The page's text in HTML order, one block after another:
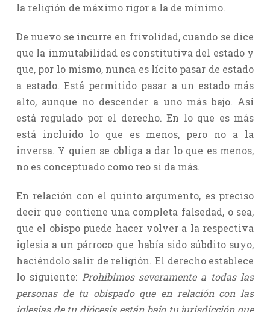
la religión de máximo rigor a la de mínimo.
De nuevo se incurre en frivolidad, cuando se dice
que la inmutabilidad es constitutiva del estado y
que, por lo mismo, nunca es lícito pasar de estado
a estado. Está permitido pasar a un estado más
alto, aunque no descender a uno más bajo. Así
está regulado por el derecho. En lo que es más
está incluido lo que es menos, pero no a la
inversa. Y quien se obliga a dar lo que es menos,
no es conceptuado como reo si da más.
En relación con el quinto argumento, es preciso
decir que contiene una completa falsedad, o sea,
que el obispo puede hacer volver a la respectiva
iglesia a un párroco que había sido súbdito suyo,
haciéndolo salir de religión. El derecho establece
lo siguiente: Prohibimos severamente a todas las
personas de tu obispado que en relación con las
iglesias de tu diócesis están bajo tu jurisdicción que